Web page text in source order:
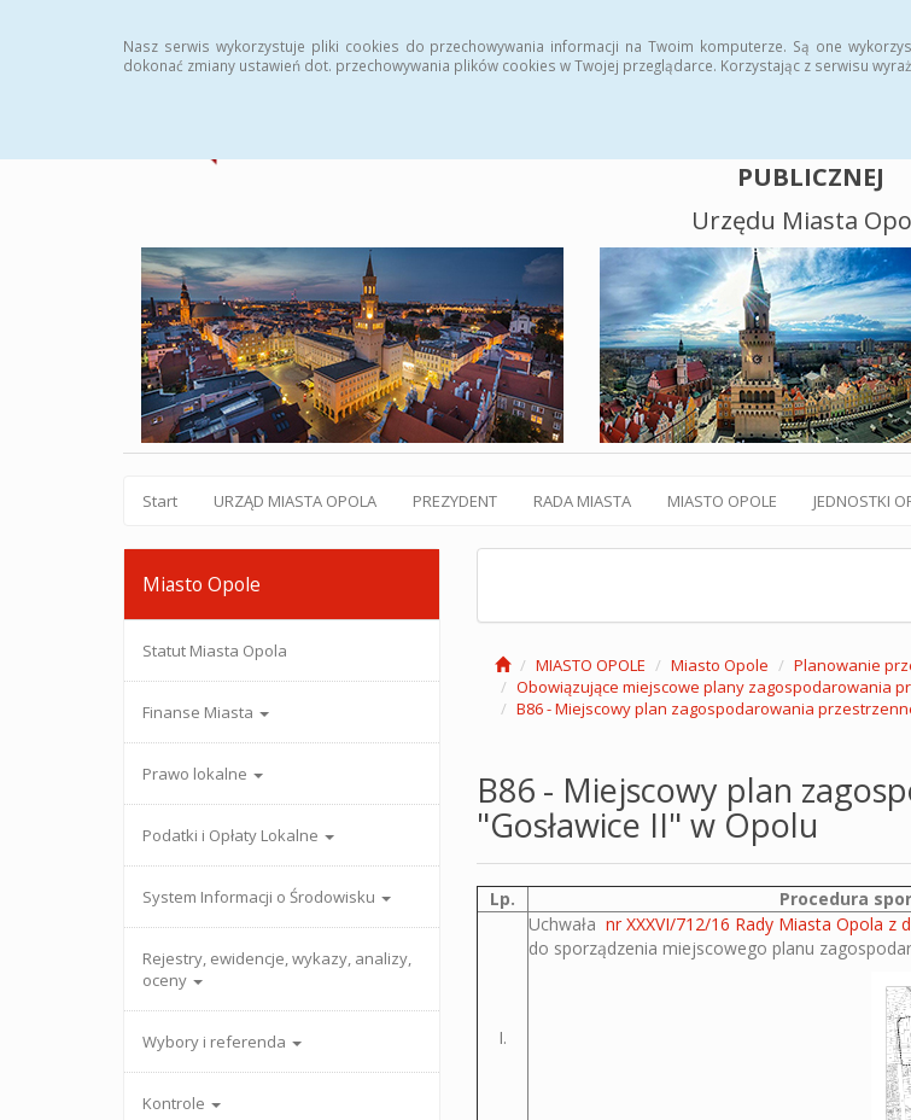
Nasz serwis wykorzystuje pliki cookies do przechowywania informacji na Twoim komputerze. Są one
dokonać zmiany ustawień dot. przechowywania plików cookies w Twojej przeglądarce. Korzystając z serwisu
PUBLICZNEJ
Urzędu Miasta
Start URZĄD MIASTA OPOLA PREZYDENT RADA MIASTA MIASTO OPOLE JEDNOSTKI
Miasto Opole
Statut Miasta Opola
Finanse Miasta
Prawo lokalne
Podatki i Opłaty Lokalne
System Informacji o Środowisku
Rejestry, ewidencje, wykazy, analizy,
oceny
Wybory i referenda
Kontrole
MIASTO OPOLE Miasto Opole Planowanie
Obowiązujące miejscowe plany zagospodarowania
B86 - Miejscowy plan zagospodarowania
B86 - Miejscowy plan
"Gosławice II" w Opolu
Lp. Procedura
I.
Uchwała nr XXXVI/712/16 Rady Miasta Opola z
do sporządzenia miejscowego planu